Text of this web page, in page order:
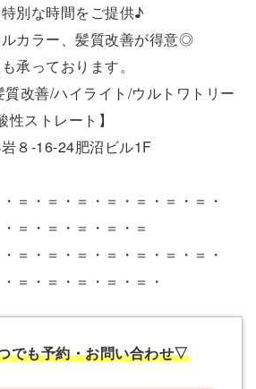
別な時間をご提供♪
ルカラー、髪質改善が得意◎
承っております。
質改善/ハイライト/ウルトワトリー
性ストレート】
８-16-24肥沼ビル1F
＝・＝・＝・＝・＝・＝・＝・
＝・＝・＝・＝・＝
＝・＝・＝・＝・＝・＝・＝・
＝・＝・＝・＝・＝・
でも予約・お問い合わせ▽